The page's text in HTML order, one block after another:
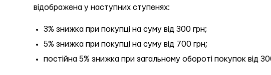
відображена у наступних ступенях:
3% знижка при покупці на суму від 300 грн;
5% знижка при покупці на суму від 700 грн;
постійна 5% знижка при загальному обороті покупок від